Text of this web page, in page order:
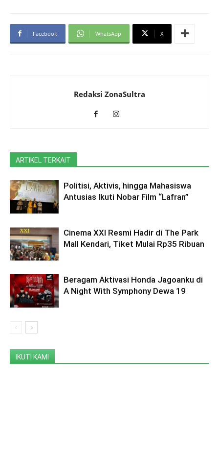
Facebook WhatsApp X
Redaksi ZonaSultra
ARTIKEL TERKAIT
Politisi, Aktivis, hingga Mahasiswa
Antusias Ikuti Nobar Film “Lafran”
Cinema XXI Resmi Hadir di The Park
Mall Kendari, Tiket Mulai Rp35 Ribuan
Beragam Aktivasi Honda Jagoanku di
A Night With Symphony Dewa 19
IKUTI KAMI